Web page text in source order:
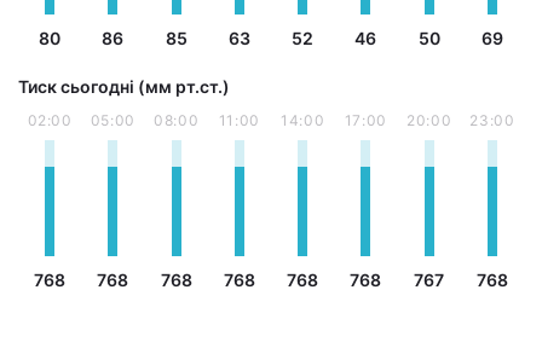
80 86 85 63 52 46 50 69
Тиск сьогодні (мм рт.ст.)
02:00
768
05:00
768
08:00
768
11:00
768
14:00
768
17:00
768
20:00
767
23:00
768